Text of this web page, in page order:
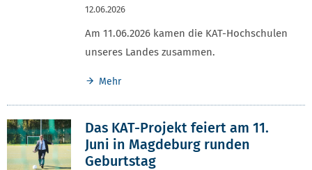
12.06.2026
Am 11.06.2026 kamen die KAT-Hochschulen
unseres Landes zusammen.
Mehr
Das KAT-Projekt feiert am 11.
Juni in Magdeburg runden
Geburtstag